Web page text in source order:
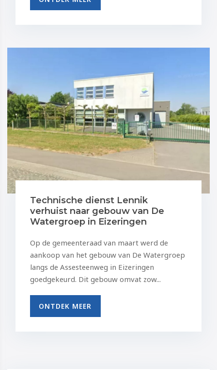
Technische dienst Lennik
verhuist naar gebouw van De
Watergroep in Eizeringen
Op de gemeenteraad van maart werd de
aankoop van het gebouw van De Watergroep
langs de Assesteenweg in Eizeringen
goedgekeurd. Dit gebouw omvat zow...
ONTDEK MEER